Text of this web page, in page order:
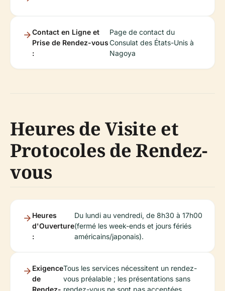
Contact en Ligne et
Prise de Rendez-vous
:
Page de contact du
Consulat des États-Unis à
Nagoya
Heures de Visite et
Protocoles de Rendez-
vous
Heures
d'Ouverture
:
Du lundi au vendredi, de 8h30 à 17h00
(fermé les week-ends et jours fériés
américains/japonais).
Exigence
de
Rendez-
Tous les services nécessitent un rendez-
vous préalable ; les présentations sans
rendez-vous ne sont pas acceptées.